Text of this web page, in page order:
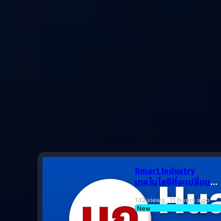
Smart Industry
เทคโนโลยีที่จะเปลี่ยน
ชีวิตคนไทย !
132 views 11 hours ago
New